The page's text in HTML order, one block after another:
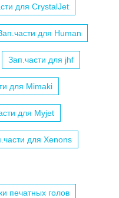
для CrystalJet
для Human
Зап.части для jhf
для Mimaki
для Myjet
для Xenons
печатных голов